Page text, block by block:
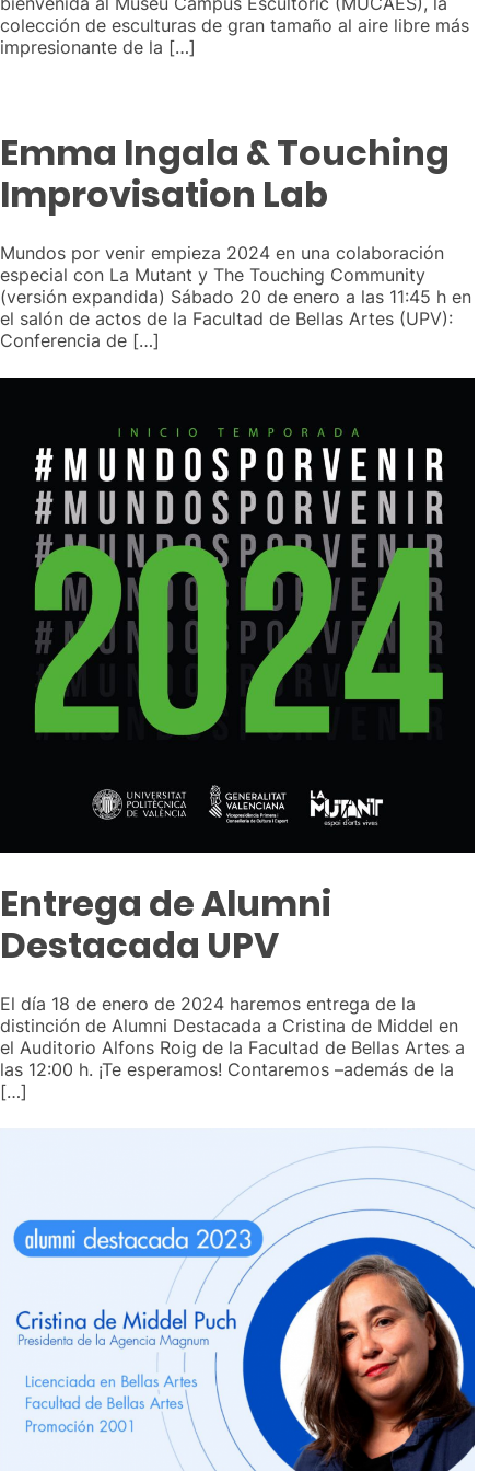
colección de esculturas de gran tamaño al aire libre más
impresionante de la […]
Emma Ingala & Touching
Improvisation Lab
Mundos por venir empieza 2024 en una colaboración
especial con La Mutant y The Touching Community
(versión expandida) Sábado 20 de enero a las 11:45 h en
el salón de actos de la Facultad de Bellas Artes (UPV):
Conferencia de […]
Entrega de Alumni
Destacada UPV
El día 18 de enero de 2024 haremos entrega de la
distinción de Alumni Destacada a Cristina de Middel en
el Auditorio Alfons Roig de la Facultad de Bellas Artes a
las 12:00 h. ¡Te esperamos! Contaremos –además de la
[…]